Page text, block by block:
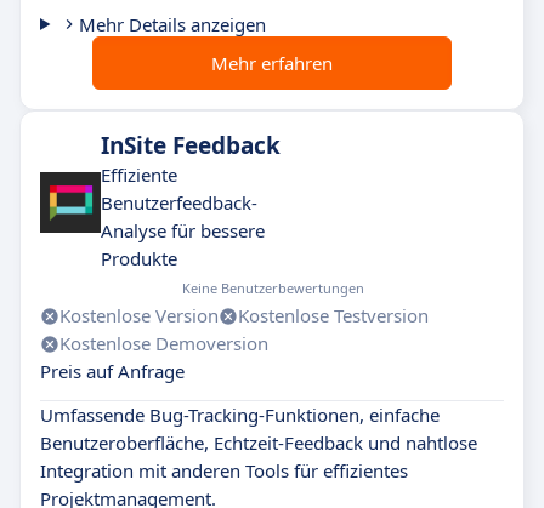
Mehr Details anzeigen
Mehr erfahren
InSite Feedback
Effiziente
Benutzerfeedback-
Analyse für bessere
Produkte
Keine Benutzerbewertungen
Kostenlose Version
Kostenlose Testversion
Kostenlose Demoversion
Preis auf Anfrage
Umfassende Bug-Tracking-Funktionen, einfache
Benutzeroberfläche, Echtzeit-Feedback und nahtlose
Integration mit anderen Tools für effizientes
Projektmanagement.